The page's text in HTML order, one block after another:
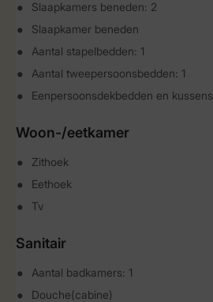
Slaapkamers beneden: 2
Slaapkamer beneden
Aantal stapelbedden: 1
Aantal tweepersoonsbedden: 1
Eenpersoonsdekbedden en kussens
Woon-/eetkamer
Zithoek
Eethoek
Tv
Sanitair
Aantal badkamers: 1
Douche(cabine)